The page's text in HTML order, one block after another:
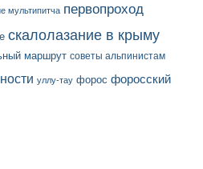
мультипитча первопроход
скалолазание в крыму
маршрут советы альпинистам
уллу-тау форос форосский